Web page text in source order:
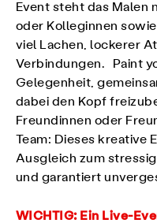
Event steht das Malen
oder Kolleginnen
viel Lachen, lockerer
Verbindungen. Paint
Gelegenheit,
dabei den Kopf
Freundinnen oder
Team: Dieses kreative
Ausgleich zum
und garantiert
WICHTIG: Ein Live-